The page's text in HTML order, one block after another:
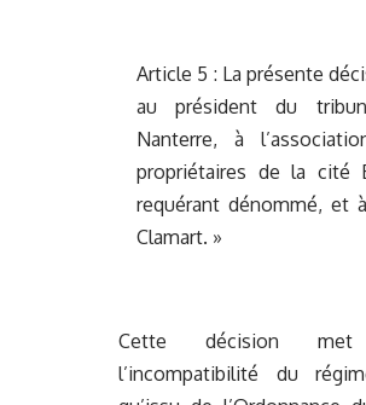
Article 5 : La présente
au président du
Nanterre, à
propriétaires de la cité
requérant dénommé, et
Clamart. »
Cette décision
l’incompatibilité du